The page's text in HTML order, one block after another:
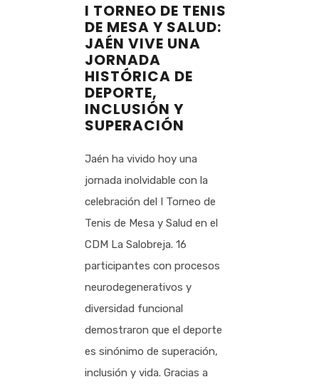
I TORNEO DE TENIS
DE MESA Y SALUD:
JAÉN VIVE UNA
JORNADA
HISTÓRICA DE
DEPORTE,
INCLUSIÓN Y
SUPERACIÓN
Jaén ha vivido hoy una
jornada inolvidable con la
celebración del I Torneo de
Tenis de Mesa y Salud en el
CDM La Salobreja. 16
participantes con procesos
neurodegenerativos y
diversidad funcional
demostraron que el deporte
es sinónimo de superación,
inclusión y vida. Gracias a